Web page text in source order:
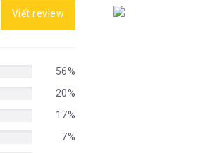
Viết review
56%
20%
17%
7%